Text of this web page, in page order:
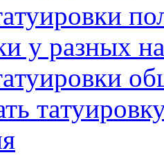
у разных